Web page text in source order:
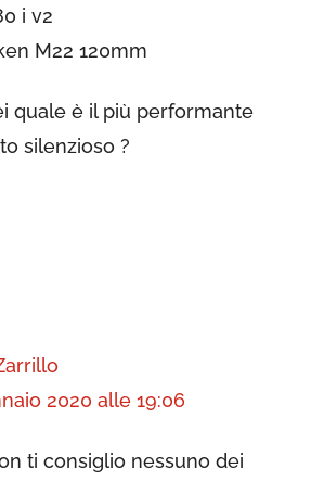
i v2
M22 120mm
quale è il più performante
silenzioso ?
2020 alle 19:06
ti consiglio nessuno dei
nel Canale Telegram